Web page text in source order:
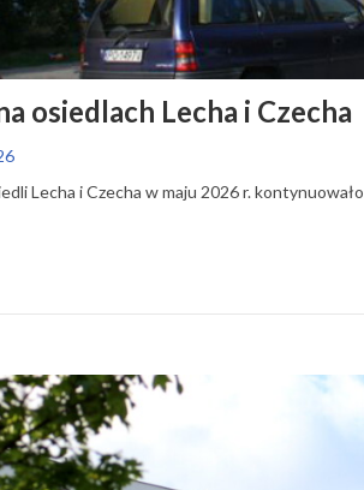
osiedlach Lecha i Czecha
Lecha i Czecha w maju 2026 r. kontynuowało